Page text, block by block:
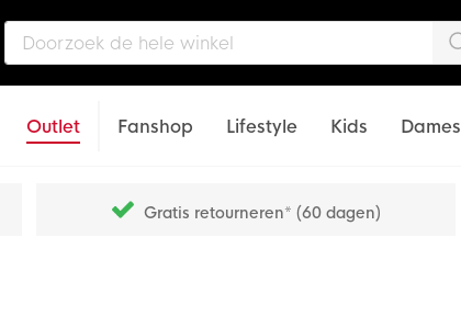
Outlet Fanshop Lifestyle Kids Dames
Gratis retourneren* (60 dagen)